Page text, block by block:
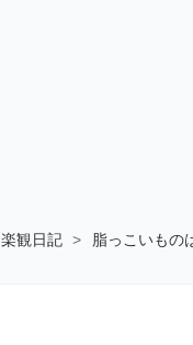
楽観日記 > 脂っこいもの